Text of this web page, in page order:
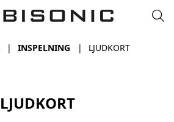
INSPELNING LJUDKORT
LJUDKORT